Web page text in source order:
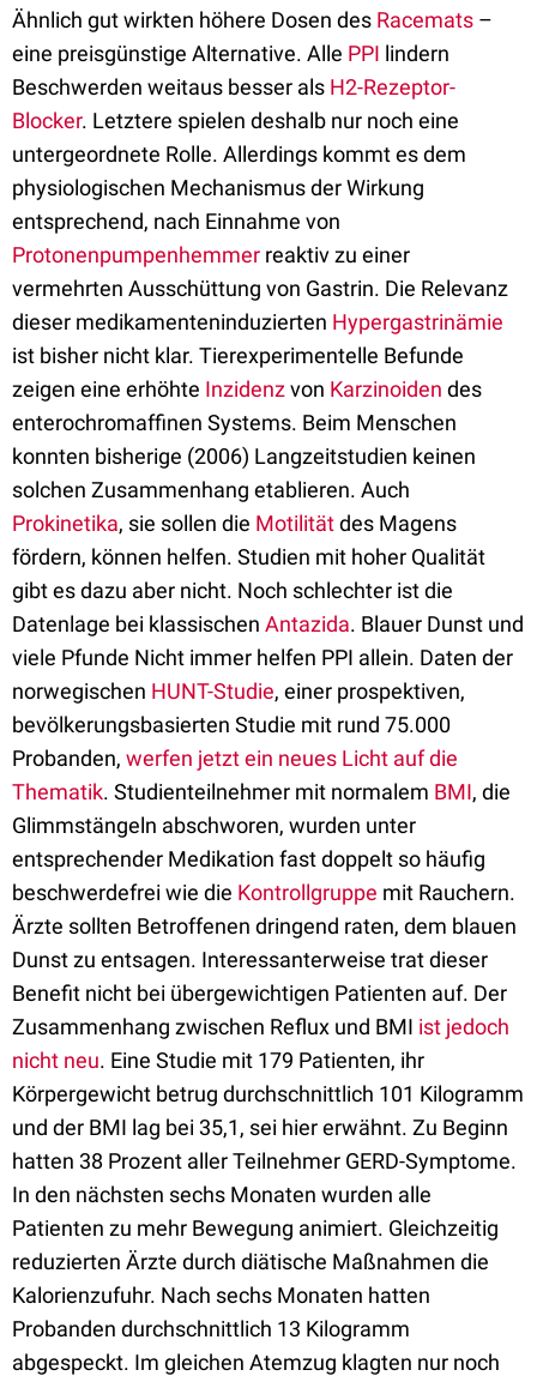
Ähnlich gut wirkten höhere Dosen des Racemats –
eine preisgünstige Alternative. Alle PPI lindern
Beschwerden weitaus besser als H2-Rezeptor-
Blocker. Letztere spielen deshalb nur noch eine
untergeordnete Rolle. Allerdings kommt es dem
physiologischen Mechanismus der Wirkung
entsprechend, nach Einnahme von
Protonenpumpenhemmer reaktiv zu einer
vermehrten Ausschüttung von Gastrin. Die Relevanz
dieser medikamenteninduzierten Hypergastrinämie
ist bisher nicht klar. Tierexperimentelle Befunde
zeigen eine erhöhte Inzidenzvon Karzinoiden des
enterochromaffinen Systems. Beim Menschen
konnten bisherige (2006) Langzeitstudien keinen
solchen Zusammenhang etablieren. Auch
Prokinetika, sie sollen die Motilitätdes Magens
fördern, können helfen. Studien mit hoher Qualität
gibt es dazu aber nicht. Noch schlechter ist die
Datenlage bei klassischen Antazida. Blauer Dunst und
viele Pfunde Nicht immer helfen PPI allein. Daten der
norwegischen HUNT-Studie, einer prospektiven,
bevölkerungsbasierten Studie mit rund 75.000
Probanden, werfen jetzt ein neues Licht auf die
Thematik. Studienteilnehmer mit normalem BMI, die
Glimmstängeln abschworen, wurden unter
entsprechender Medikation fast doppelt so häufig
beschwerdefrei wie die Kontrollgruppe mit Rauchern.
Ärzte sollten Betroffenen dringend raten, dem blauen
Dunst zu entsagen. Interessanterweise trat dieser
Benefit nicht bei übergewichtigen Patienten auf. Der
Zusammenhang zwischen Reflux und BMI ist jedoch
nicht neu. Eine Studie mit 179 Patienten, ihr
Körpergewicht betrug durchschnittlich 101 Kilogramm
und der BMI lag bei 35,1, sei hier erwähnt. Zu Beginn
hatten 38 Prozent aller Teilnehmer GERD-Symptome.
In den nächsten sechs Monaten wurden alle
Patienten zu mehr Bewegung animiert. Gleichzeitig
reduzierten Ärzte durch diätische Maßnahmen die
Kalorienzufuhr. Nach sechs Monaten hatten
Probanden durchschnittlich 13 Kilogramm
abgespeckt. Im gleichen Atemzug klagten nur noch